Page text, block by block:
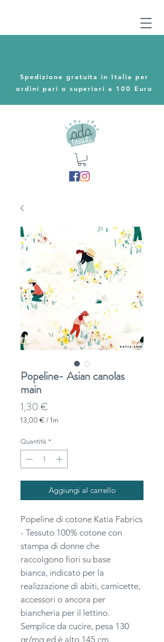
Spedizione gratuita in Italia per
ordini pari o superiori a 100 Euro
Popeline- Asian canolas
main
1,30 €
13,00 €/1m
ogni
1
Metro
Quantità *
Aggiungi al carrello
Popeline di cotone Katia Fabrics
- Tessuto 100% cotone con
stampa di donne che
raccolgono fiori su base
bianca, indicato per la
realizzazione di abiti, camicette,
accessori o ancora per
biancheria per il lettino.
Semplice da cucire, pesa 130
gr/mq ed è alto 145 cm.